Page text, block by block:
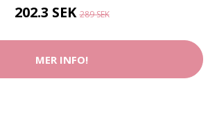
202.3 SEK289 SEK
MER INFO!